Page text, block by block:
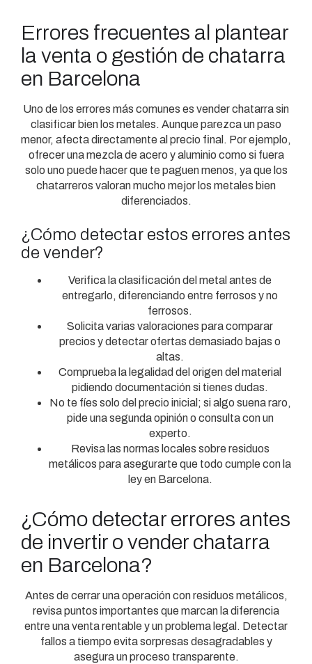
Errores frecuentes al plantear
la venta o gestión de chatarra
en Barcelona
Uno de los errores más comunes es vender chatarra sin
clasificar bien los metales. Aunque parezca un paso
menor, afecta directamente al precio final. Por ejemplo,
ofrecer una mezcla de acero y aluminio como si fuera
solo uno puede hacer que te paguen menos, ya que los
chatarreros valoran mucho mejor los metales bien
diferenciados.
¿Cómo detectar estos errores antes
de vender?
Verifica la clasificación del metal antes de
entregarlo, diferenciando entre ferrosos y no
ferrosos.
Solicita varias valoraciones para comparar
precios y detectar ofertas demasiado bajas o
altas.
Comprueba la legalidad del origen del material
pidiendo documentación si tienes dudas.
No te fíes solo del precio inicial; si algo suena raro,
pide una segunda opinión o consulta con un
experto.
Revisa las normas locales sobre residuos
metálicos para asegurarte que todo cumple con la
ley en Barcelona.
¿Cómo detectar errores antes
de invertir o vender chatarra
en Barcelona?
Antes de cerrar una operación con residuos metálicos,
revisa puntos importantes que marcan la diferencia
entre una venta rentable y un problema legal. Detectar
fallos a tiempo evita sorpresas desagradables y
asegura un proceso transparente.